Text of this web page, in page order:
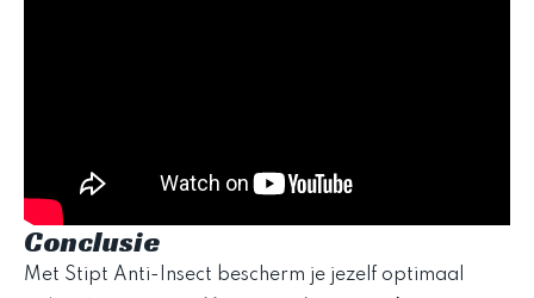
Conclusie
Met Stipt Anti-Insect bescherm je jezelf optimaal